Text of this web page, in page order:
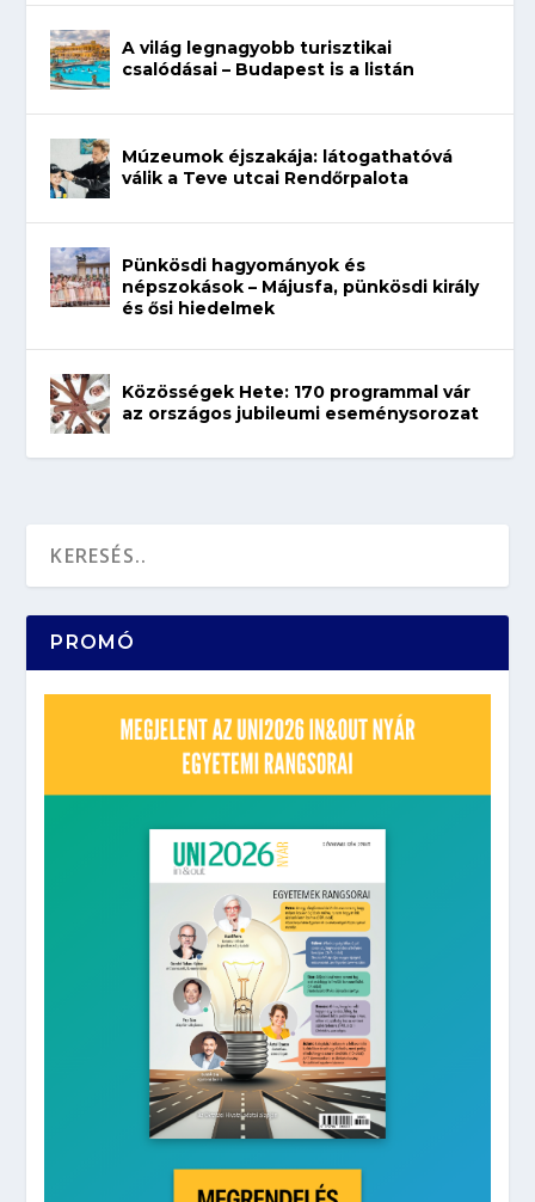
A világ legnagyobb turisztikai
csalódásai – Budapest is a listán
Múzeumok éjszakája: látogathatóvá
válik a Teve utcai Rendőrpalota
Pünkösdi hagyományok és
népszokások – Májusfa, pünkösdi király
és ősi hiedelmek
Közösségek Hete: 170 programmal vár
az országos jubileumi eseménysorozat
PROMÓ